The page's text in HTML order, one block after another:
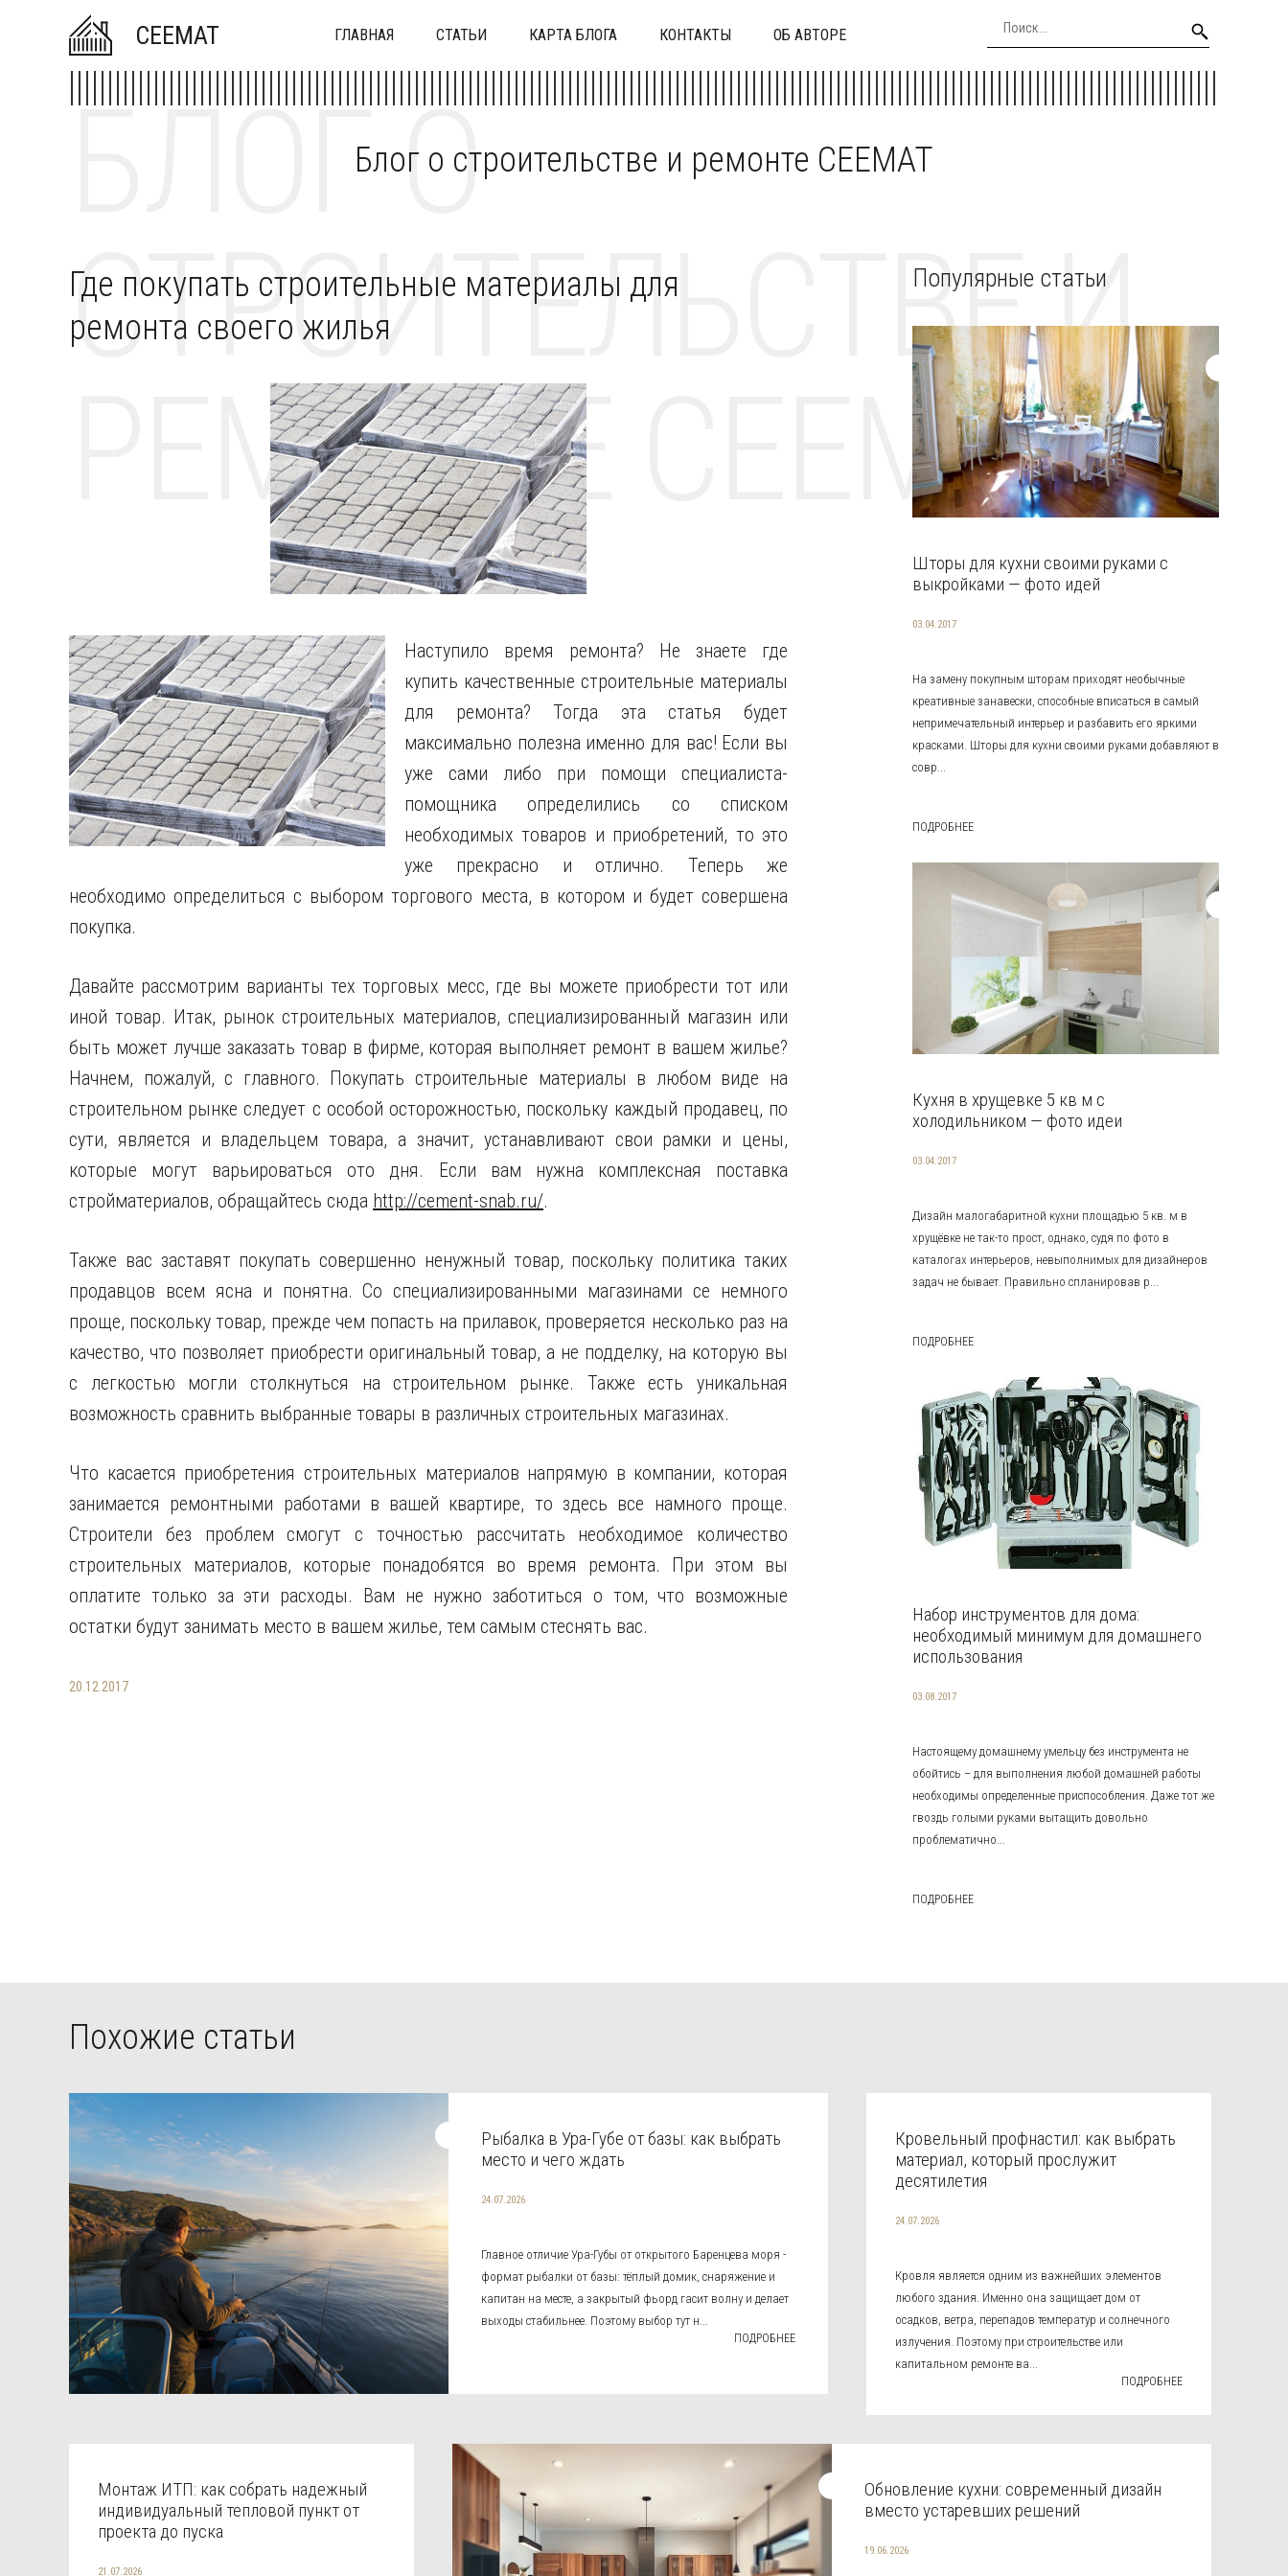
CEEMAT ГЛАВНАЯ СТАТЬИ КАРТА БЛОГА КОНТАКТЫ ОБ АВТОРЕ
Блог о строительстве и ремонте CEEMAT
БЛОГ О
СТРОИТЕЛЬСТВЕ И
РЕМОНТЕ CEEMAT
Где покупать строительные материалы для
ремонта своего жилья
Наступило время ремонта? Не знаете где
купить качественные строительные материалы
для ремонта? Тогда эта статья будет
максимально полезна именно для вас! Если вы
уже сами либо при помощи специалиста-
помощника определились со списком
необходимых товаров и приобретений, то это
уже прекрасно и отлично. Теперь же
необходимо определиться с выбором торгового места, в котором и будет совершена
покупка.
Давайте рассмотрим варианты тех торговых месс, где вы можете приобрести тот или
иной товар. Итак, рынок строительных материалов, специализированный магазин или
быть может лучше заказать товар в фирме, которая выполняет ремонт в вашем жилье?
Начнем, пожалуй, с главного. Покупать строительные материалы в любом виде на
строительном рынке следует с особой осторожностью, поскольку каждый продавец, по
сути, является и владельцем товара, а значит, устанавливают свои рамки и цены,
которые могут варьироваться ото дня. Если вам нужна комплексная поставка
стройматериалов, обращайтесь сюда http://cement-snab.ru/.
Также вас заставят покупать совершенно ненужный товар, поскольку политика таких
продавцов всем ясна и понятна. Со специализированными магазинами се немного
проще, поскольку товар, прежде чем попасть на прилавок, проверяется несколько раз на
качество, что позволяет приобрести оригинальный товар, а не подделку, на которую вы
с легкостью могли столкнуться на строительном рынке. Также есть уникальная
возможность сравнить выбранные товары в различных строительных магазинах.
Что касается приобретения строительных материалов напрямую в компании, которая
занимается ремонтными работами в вашей квартире, то здесь все намного проще.
Строители без проблем смогут с точностью рассчитать необходимое количество
строительных материалов, которые понадобятся во время ремонта. При этом вы
оплатите только за эти расходы. Вам не нужно заботиться о том, что возможные
остатки будут занимать место в вашем жилье, тем самым стеснять вас.
20.12.2017
Популярные статьи
Шторы для кухни своими руками с
выкройками — фото идей
03.04.2017
На замену покупным шторам приходят необычные
креативные занавески, способные вписаться в самый
непримечательный интерьер и разбавить его яркими
красками. Шторы для кухни своими руками добавляют в
совр...
ПОДРОБНЕЕ
Кухня в хрущевке 5 кв м с
холодильником — фото идеи
03.04.2017
Дизайн малогабаритной кухни площадью 5 кв. м в
хрущёвке не так-то прост, однако, судя по фото в
каталогах интерьеров, невыполнимых для дизайнеров
задач не бывает. Правильно спланировав р...
ПОДРОБНЕЕ
Набор инструментов для дома:
необходимый минимум для домашнего
использования
03.08.2017
Настоящему домашнему умельцу без инструмента не
обойтись – для выполнения любой домашней работы
необходимы определенные приспособления. Даже тот же
гвоздь голыми руками вытащить довольно
проблематично...
ПОДРОБНЕЕ
Похожие статьи
Рыбалка в Ура-Губе от базы: как выбрать
место и чего ждать
24.07.2026
Главное отличие Ура-Губы от открытого Баренцева моря -
формат рыбалки от базы: тёплый домик, снаряжение и
капитан на месте, а закрытый фьорд гасит волну и делает
выходы стабильнее. Поэтому выбор тут н...
ПОДРОБНЕЕ
Кровельный профнастил: как выбрать
материал, который прослужит
десятилетия
24.07.2026
Кровля является одним из важнейших элементов
любого здания. Именно она защищает дом от
осадков, ветра, перепадов температур и солнечного
излучения. Поэтому при строительстве или
капитальном ремонте ва...
ПОДРОБНЕЕ
Монтаж ИТП: как собрать надежный
индивидуальный тепловой пункт от
проекта до пуска
21.07.2026
Обновление кухни: современный дизайн
вместо устаревших решений
19.06.2026